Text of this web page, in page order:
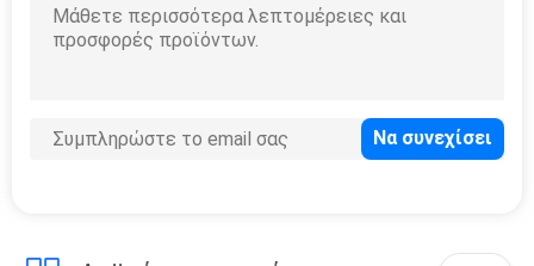
τηλεοπτικός